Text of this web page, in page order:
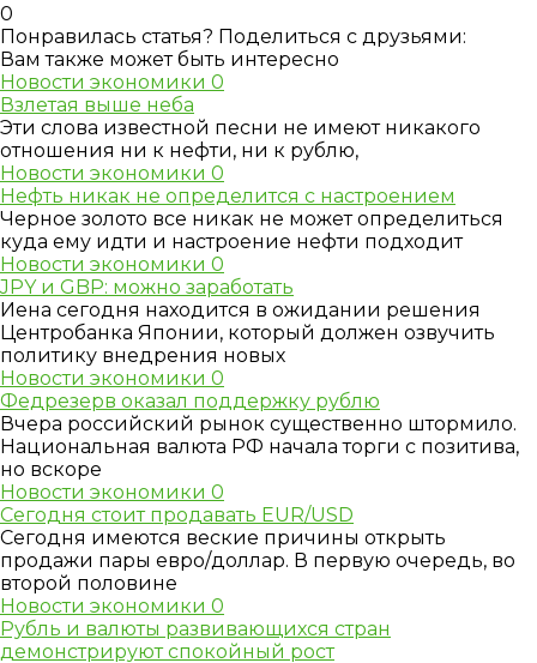
0
Понравилась статья? Поделиться с друзьями:
Вам также может быть интересно
Новости экономики 0
Взлетая выше неба
Эти слова известной песни не имеют никакого
отношения ни к нефти, ни к рублю,
Новости экономики 0
Нефть никак не определится с настроением
Черное золото все никак не может определиться
куда ему идти и настроение нефти подходит
Новости экономики 0
JPY и GBP: можно заработать
Иена сегодня находится в ожидании решения
Центробанка Японии, который должен озвучить
политику внедрения новых
Новости экономики 0
Федрезерв оказал поддержку рублю
Вчера российский рынок существенно штормило.
Национальная валюта РФ начала торги с позитива,
но вскоре
Новости экономики 0
Сегодня стоит продавать EUR/USD
Сегодня имеются веские причины открыть
продажи пары евро/доллар. В первую очередь, во
второй половине
Новости экономики 0
Рубль и валюты развивающихся стран
демонстрируют спокойный рост